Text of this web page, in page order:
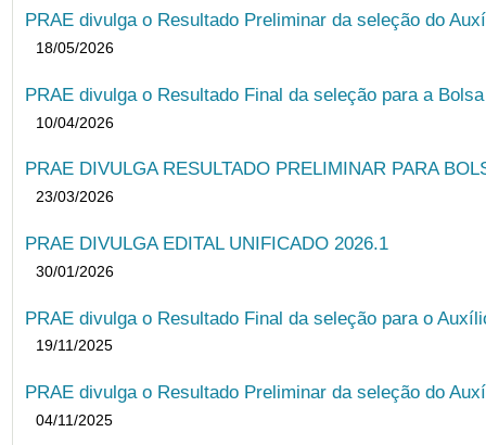
PRAE divulga o Resultado Preliminar da seleção do
18/05/2026
PRAE divulga o Resultado Final da seleção para a
10/04/2026
PRAE DIVULGA RESULTADO PRELIMINAR PARA
23/03/2026
PRAE DIVULGA EDITAL UNIFICADO 2026.1
30/01/2026
PRAE divulga o Resultado Final da seleção para o
19/11/2025
PRAE divulga o Resultado Preliminar da seleção do
04/11/2025